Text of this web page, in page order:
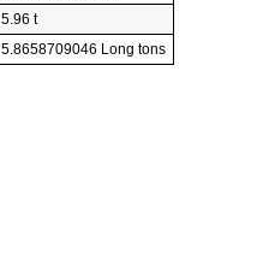
5.96 t
5.8658709046 Long tons